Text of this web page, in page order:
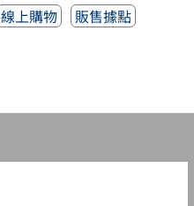
線上購物 販售據點